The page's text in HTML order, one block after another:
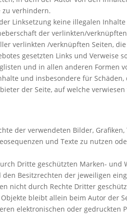
zu verhindern.
Linksetzung keine illegalen
der verlinkten/
verlinkten /verknüpften Seiten,
gesetzten Links und Verweise
und in allen anderen Formen
und insbesondere für
der Seite, auf welche
der verwendeten Bilder,
und Texte zu nutzen
Dritte geschützten Marken- und
Besitzrechten der jeweiligen
nicht durch Rechte Dritter
bleibt allein beim Autor der
elektronischen oder